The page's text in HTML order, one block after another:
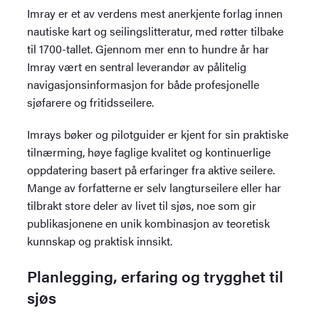
Imray er et av verdens mest anerkjente forlag innen
nautiske kart og seilingslitteratur, med røtter tilbake
til 1700-tallet. Gjennom mer enn to hundre år har
Imray vært en sentral leverandør av pålitelig
navigasjonsinformasjon for både profesjonelle
sjøfarere og fritidsseilere.
Imrays bøker og pilotguider er kjent for sin praktiske
tilnærming, høye faglige kvalitet og kontinuerlige
oppdatering basert på erfaringer fra aktive seilere.
Mange av forfatterne er selv langturseilere eller har
tilbrakt store deler av livet til sjøs, noe som gir
publikasjonene en unik kombinasjon av teoretisk
kunnskap og praktisk innsikt.
Planlegging, erfaring og trygghet til
sjøs